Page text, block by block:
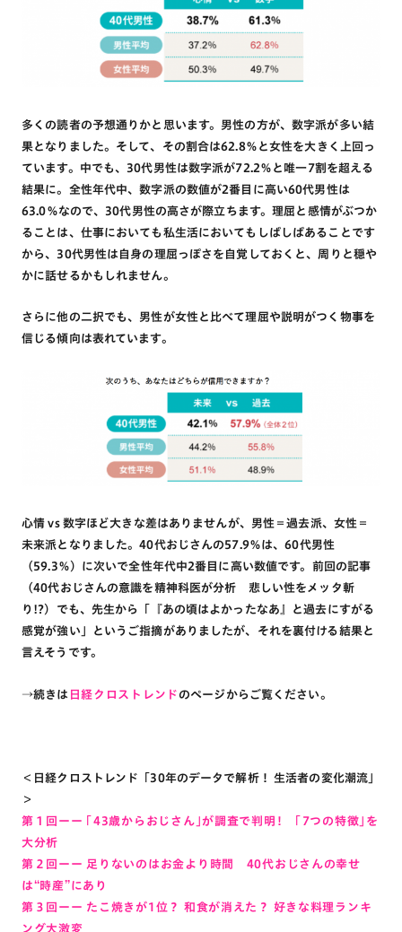
多くの読者の予想通りかと思います。男性の方が、数字派が多い結
果となりました。そして、その割合は62.8％と女性を大きく上回っ
ています。中でも、30代男性は数字派が72.2％と唯一7割を超える
結果に。全性年代中、数字派の数値が2番目に高い60代男性は
63.0％なので、30代男性の高さが際立ちます。理屈と感情がぶつか
ることは、仕事においても私生活においてもしばしばあることです
から、30代男性は自身の理屈っぽさを自覚しておくと、周りと穏や
かに話せるかもしれません。
さらに他の二択でも、男性が女性と比べて理屈や説明がつく物事を
信じる傾向は表れています。
心情 vs 数字ほど大きな差はありませんが、男性＝過去派、女性＝
未来派となりました。40代おじさんの57.9％は、60代男性
（59.3％）に次いで全性年代中2番目に高い数値です。前回の記事
（40代おじさんの意識を精神科医が分析 悲しい性をメッタ斬
り!?）でも、先生から「『あの頃はよかったなあ』と過去にすがる
感覚が強い」というご指摘がありましたが、それを裏付ける結果と
言えそうです。
→続きは 日経クロストレンド のページからご覧ください。
＜日経クロストレンド「30年のデータで解析！ 生活者の変化潮流」
＞
第１回ーー 「43歳からおじさん」が調査で判明！ 「7つの特徴」を
大分析
第２回ーー 足りないのはお金より時間 40代おじさんの幸せ
は“時産”にあり
第３回ーー たこ焼きが1位？ 和食が消えた？ 好きな料理ランキ
ング大激変